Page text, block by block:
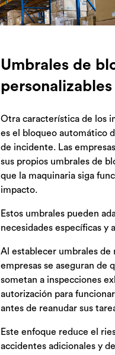
Umbrales de
personalizables
Otra característica de los
es el bloqueo automático
de incidente. Las
sus propios umbrales de
que la maquinaria siga
impacto.
Estos umbrales pueden
necesidades específicas y
Al establecer umbrales de
empresas se aseguran de
sometan a inspecciones
autorización para
antes de reanudar sus
Este enfoque reduce el
accidentes adicionales y